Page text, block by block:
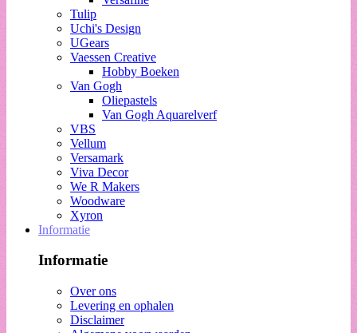
Tulip
Uchi's Design
UGears
Vaessen Creative
Hobby Boeken
Van Gogh
Oliepastels
Van Gogh Aquarelverf
VBS
Vellum
Versamark
Viva Decor
We R Makers
Woodware
Xyron
Informatie
Informatie
Over ons
Levering en ophalen
Disclaimer